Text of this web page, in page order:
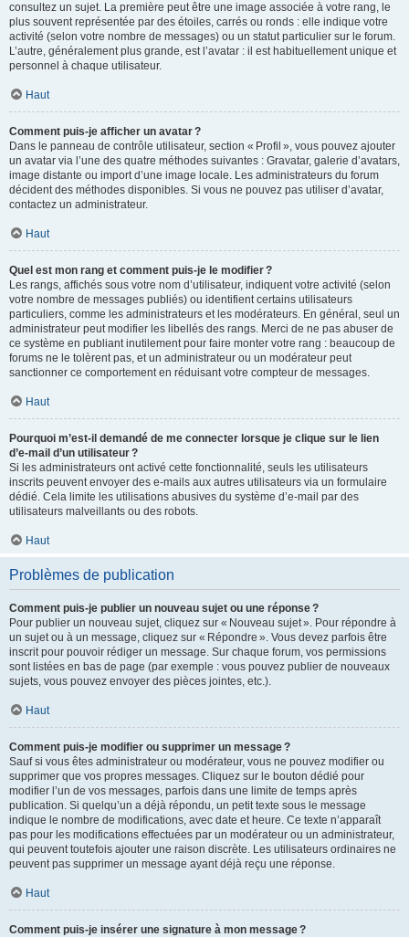
consultez un sujet. La première peut être une image associée à votre rang, le
plus souvent représentée par des étoiles, carrés ou ronds : elle indique votre
activité (selon votre nombre de messages) ou un statut particulier sur le forum.
L’autre, généralement plus grande, est l’avatar : il est habituellement unique et
personnel à chaque utilisateur.
Haut
Comment puis-je afficher un avatar ?
Dans le panneau de contrôle utilisateur, section « Profil », vous pouvez ajouter
un avatar via l’une des quatre méthodes suivantes : Gravatar, galerie d’avatars,
image distante ou import d’une image locale. Les administrateurs du forum
décident des méthodes disponibles. Si vous ne pouvez pas utiliser d’avatar,
contactez un administrateur.
Haut
Quel est mon rang et comment puis-je le modifier ?
Les rangs, affichés sous votre nom d’utilisateur, indiquent votre activité (selon
votre nombre de messages publiés) ou identifient certains utilisateurs
particuliers, comme les administrateurs et les modérateurs. En général, seul un
administrateur peut modifier les libellés des rangs. Merci de ne pas abuser de
ce système en publiant inutilement pour faire monter votre rang : beaucoup de
forums ne le tolèrent pas, et un administrateur ou un modérateur peut
sanctionner ce comportement en réduisant votre compteur de messages.
Haut
Pourquoi m’est-il demandé de me connecter lorsque je clique sur le lien
d’e-mail d’un utilisateur ?
Si les administrateurs ont activé cette fonctionnalité, seuls les utilisateurs
inscrits peuvent envoyer des e-mails aux autres utilisateurs via un formulaire
dédié. Cela limite les utilisations abusives du système d’e-mail par des
utilisateurs malveillants ou des robots.
Haut
Problèmes de publication
Comment puis-je publier un nouveau sujet ou une réponse ?
Pour publier un nouveau sujet, cliquez sur « Nouveau sujet ». Pour répondre à
un sujet ou à un message, cliquez sur « Répondre ». Vous devez parfois être
inscrit pour pouvoir rédiger un message. Sur chaque forum, vos permissions
sont listées en bas de page (par exemple : vous pouvez publier de nouveaux
sujets, vous pouvez envoyer des pièces jointes, etc.).
Haut
Comment puis-je modifier ou supprimer un message ?
Sauf si vous êtes administrateur ou modérateur, vous ne pouvez modifier ou
supprimer que vos propres messages. Cliquez sur le bouton dédié pour
modifier l’un de vos messages, parfois dans une limite de temps après
publication. Si quelqu’un a déjà répondu, un petit texte sous le message
indique le nombre de modifications, avec date et heure. Ce texte n’apparaît
pas pour les modifications effectuées par un modérateur ou un administrateur,
qui peuvent toutefois ajouter une raison discrète. Les utilisateurs ordinaires ne
peuvent pas supprimer un message ayant déjà reçu une réponse.
Haut
Comment puis-je insérer une signature à mon message ?